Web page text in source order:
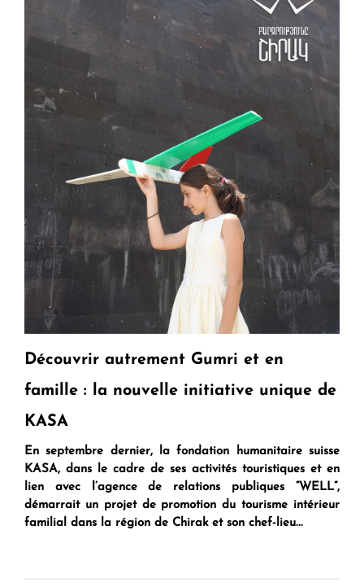
Découvrir autrement Gumri et en
famille : la nouvelle initiative unique de
KASA
En septembre dernier, la fondation humanitaire suisse
KASA, dans le cadre de ses activités touristiques et en
lien avec l’agence de relations publiques “WELL”,
démarrait un projet de promotion du tourisme intérieur
familial dans la région de Chirak et son chef-lieu...